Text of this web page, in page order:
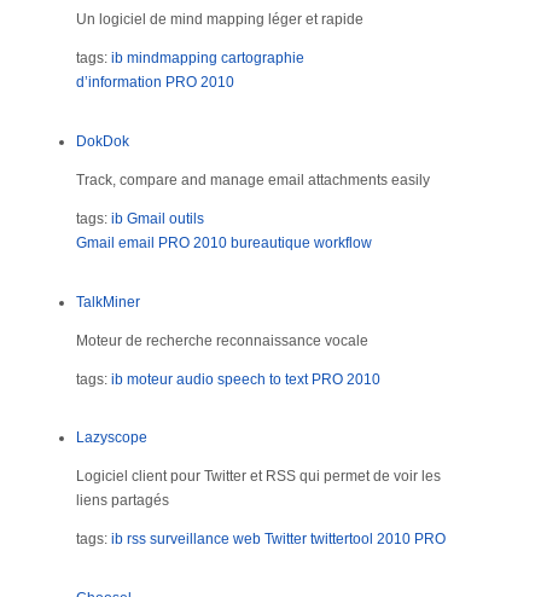
Un logiciel de mind mapping léger et rapide
tags: ib mindmapping cartographie
d’information PRO 2010
DokDok
Track, compare and manage email attachments easily
tags: ib Gmail outils
Gmail email PRO 2010 bureautique workflow
TalkMiner
Moteur de recherche reconnaissance vocale
tags: ib moteur audio speech to text PRO 2010
Lazyscope
Logiciel client pour Twitter et RSS qui permet de voir les
liens partagés
tags: ib rss surveillance web Twitter twittertool 2010 PRO